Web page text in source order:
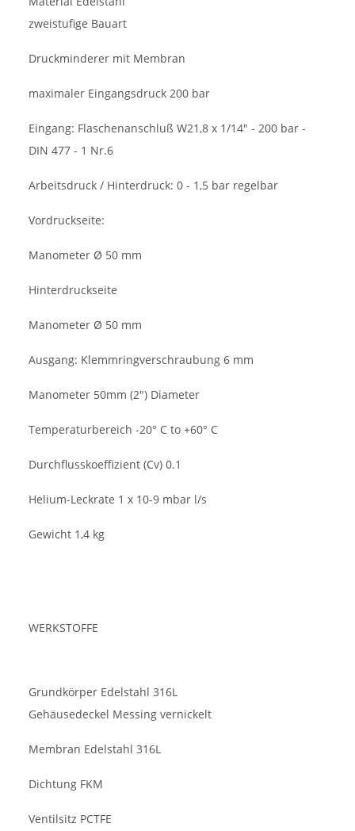
zweistufige Bauart
Druckminderer mit Membran
maximaler Eingangsdruck 200 bar
Eingang: Flaschenanschluß W21,8 x 1/14" - 200 bar -
DIN 477 - 1 Nr.6
Arbeitsdruck / Hinterdruck: 0 - 1,5 bar regelbar
Vordruckseite:
Manometer Ø 50 mm
Hinterdruckseite
Manometer Ø 50 mm
Ausgang: Klemmringverschraubung 6 mm
Manometer 50mm (2") Diameter
Temperaturbereich -20° C to +60° C
Durchflusskoeffizient (Cv) 0.1
Helium-Leckrate 1 x 10-9 mbar l/s
Gewicht 1,4 kg
WERKSTOFFE
Grundkörper Edelstahl 316L
Gehäusedeckel Messing vernickelt
Membran Edelstahl 316L
Dichtung FKM
Ventilsitz PCTFE